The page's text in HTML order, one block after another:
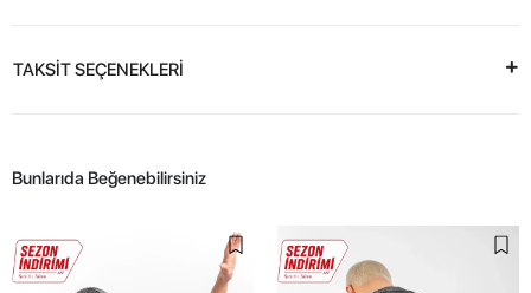
TAKSİT SEÇENEKLERİ
Bunlarıda Beğenebilirsiniz